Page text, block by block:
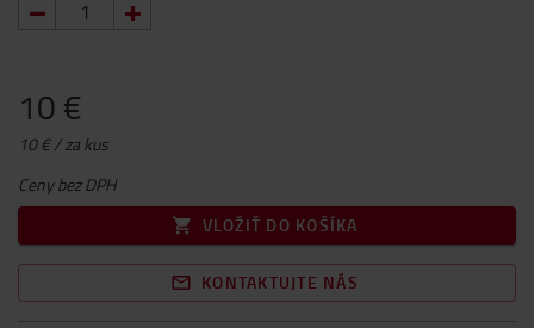
10 €
10 € / za kus
Ceny bez DPH
VLOŽIŤ DO KOŠÍKA
KONTAKTUJTE NÁS